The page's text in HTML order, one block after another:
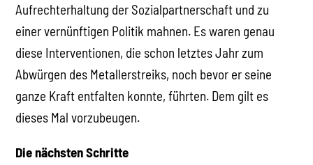
Aufrechterhaltung der Sozialpartnerschaft und zu
einer vernünftigen Politik mahnen. Es waren genau
diese Interventionen, die schon letztes Jahr zum
Abwürgen des Metallerstreiks, noch bevor er seine
ganze Kraft entfalten konnte, führten. Dem gilt es
dieses Mal vorzubeugen.
Die nächsten Schritte